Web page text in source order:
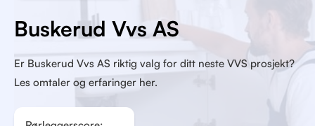
Er Buskerud Vvs AS riktig valg for ditt neste VVS prosjekt?
Les omtaler og erfaringer her.
Buskerud Vvs AS